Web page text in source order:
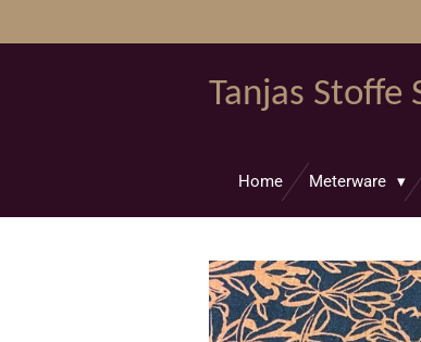
Tanjas Stoffe
Home Meterware